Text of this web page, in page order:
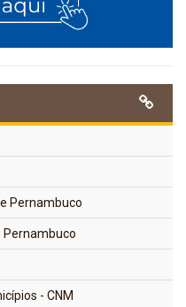
Pernambuco
Pernambuco
- CNM